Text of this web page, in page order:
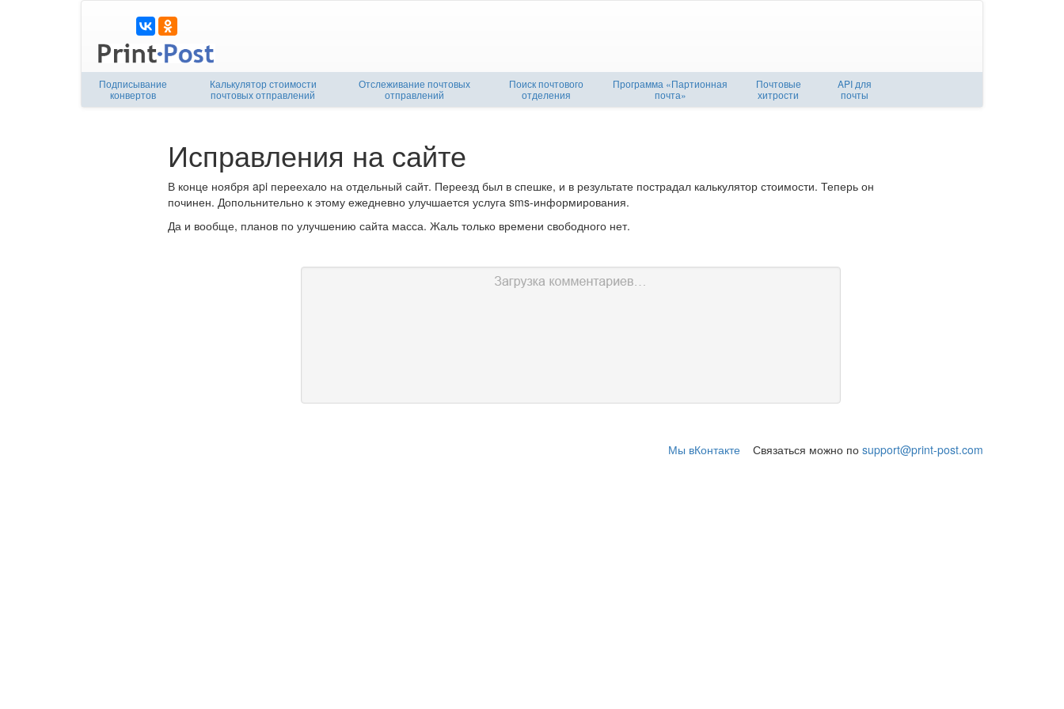
Подписывание
конвертов
Калькулятор стоимости
почтовых отправлений
Отслеживание почтовых
отправлений
Поиск почтового
отделения
Программа «Партионная
почта»
Почтовые
хитрости
API для
почты
Исправления на сайте
В конце ноября api переехало на отдельный сайт. Переезд был в спешке, и в результате пострадал калькулятор стоимости. Теперь он
починен. Допольнительно к этому ежедневно улучшается услуга sms-информирования.
Да и вообще, планов по улучшению сайта масса. Жаль только времени свободного нет.
Мы вКонтакте Связаться можно по support@print-post.com